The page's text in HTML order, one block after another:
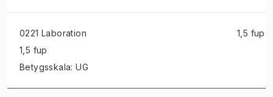
0221 Laboration
1,5 fup
Betygsskala: UG
1,5 fup